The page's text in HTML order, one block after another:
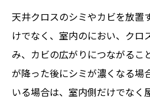
天井クロスのシミやカビを放置
けでなく、室内のにおい、クロ
み、カビの広がりにつながるこ
が降った後にシミが濃くなる場
いる場合は、室内側だけでなく